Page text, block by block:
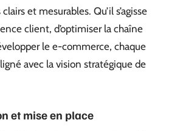
et mesurables. Qu’il s’agisse
client, d’optimiser la chaîne
le e-commerce, chaque
avec la vision stratégique de
et mise en place